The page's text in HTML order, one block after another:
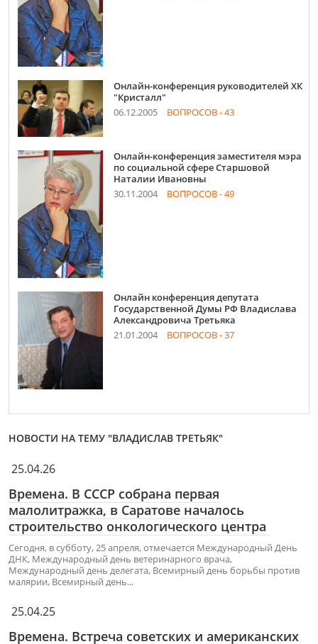
Онлайн-конференция руководителей ХК
"Кристалл"
06.12.2005
ВОПРОСОВ - 43
Онлайн-конференция заместителя мэра
по социальной сфере Старшовой
Наталии Ивановны
30.11.2004
ВОПРОСОВ - 49
Онлайн конференция депутата
Государственной Думы РФ Владислава
Александровича Третьяка
21.01.2004
ВОПРОСОВ - 37
НОВОСТИ НА ТЕМУ "ВЛАДИСЛАВ ТРЕТЬЯК"
25.04.26
Времена. В СССР собрана первая
малолитражка, в Саратове началось
строительство онкологического центра
Сегодня, в субботу, 25 апреля, отмечается Международный День
ДНК, Международный день ветеринарного врача,
Международный день делегата, Всемирный день борьбы против
малярии, Всемирный день...
25.04.25
Времена. Встреча советских и американских